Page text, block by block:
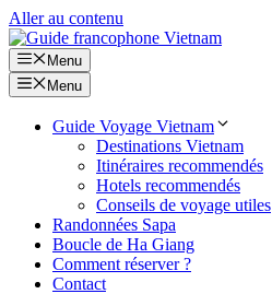
Aller au contenu
Menu
Menu
Guide Voyage Vietnam
Destinations Vietnam
Itinéraires recommendés
Hotels recommendés
Conseils de voyage utiles
Randonnées Sapa
Boucle de Ha Giang
Comment réserver ?
Contact